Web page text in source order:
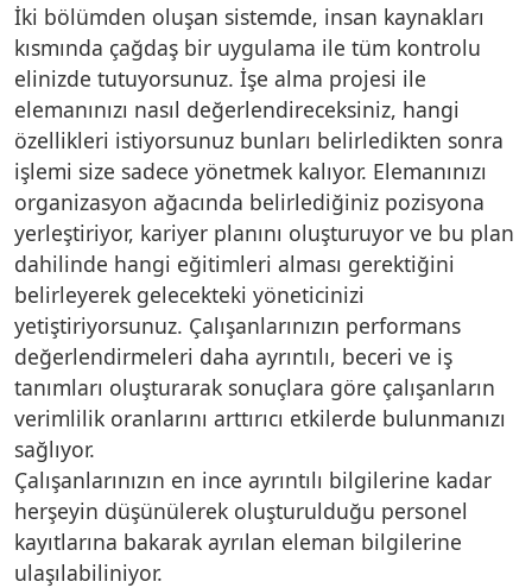
İki bölümden oluşan sistemde, insan kaynakları
kısmında çağdaş bir uygulama ile tüm kontrolu
elinizde tutuyorsunuz. İşe alma projesi ile
elemanınızı nasıl değerlendireceksiniz, hangi
özellikleri istiyorsunuz bunları belirledikten sonra
işlemi size sadece yönetmek kalıyor. Elemanınızı
organizasyon ağacında belirlediğiniz pozisyona
yerleştiriyor, kariyer planını oluşturuyor ve bu plan
dahilinde hangi eğitimleri alması gerektiğini
belirleyerek gelecekteki yöneticinizi
yetiştiriyorsunuz. Çalışanlarınızın performans
değerlendirmeleri daha ayrıntılı, beceri ve iş
tanımları oluşturarak sonuçlara göre çalışanların
verimlilik oranlarını arttırıcı etkilerde bulunmanızı
sağlıyor.
Çalışanlarınızın en ince ayrıntılı bilgilerine kadar
herşeyin düşünülerek oluşturulduğu personel
kayıtlarına bakarak ayrılan eleman bilgilerine
ulaşılabiliniyor.